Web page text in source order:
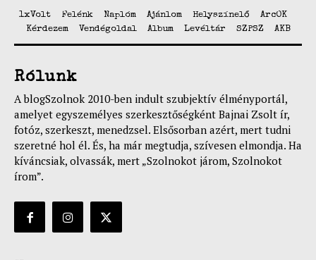
1xVolt Felénk Naplóm Ajánlom Helyszínelő
ArcOK
Kérdezem
Vendégoldal Album Levéltár SZPSZ AKB
Rólunk
A blogSzolnok 2010-ben indult szubjektív élményportál,
amelyet egyszemélyes szerkesztőségként Bajnai Zsolt ír,
fotóz, szerkeszt, menedzsel. Elsősorban azért, mert tudni
szeretné hol él. És, ha már megtudja, szívesen elmondja. Ha
kíváncsiak, olvassák, mert „Szolnokot járom, Szolnokot
írom”.